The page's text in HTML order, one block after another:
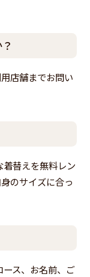
店舗までお問い
着替えを無料レン
のサイズに合っ
ース、お名前、ご